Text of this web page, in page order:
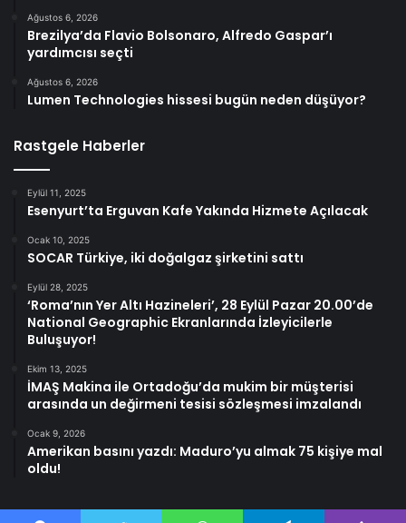
Ağustos 6, 2026
Brezilya’da Flavio Bolsonaro, Alfredo Gaspar’ı
yardımcısı seçti
Ağustos 6, 2026
Lumen Technologies hissesi bugün neden düşüyor?
Rastgele Haberler
Eylül 11, 2025
Esenyurt’ta Erguvan Kafe Yakında Hizmete Açılacak
Ocak 10, 2025
SOCAR Türkiye, iki doğalgaz şirketini sattı
Eylül 28, 2025
‘Roma’nın Yer Altı Hazineleri’, 28 Eylül Pazar 20.00’de
National Geographic Ekranlarında İzleyicilerle
Buluşuyor!
Ekim 13, 2025
İMAŞ Makina ile Ortadoğu’da mukim bir müşterisi
arasında un değirmeni tesisi sözleşmesi imzalandı
Ocak 9, 2026
Amerikan basını yazdı: Maduro’yu almak 75 kişiye mal
oldu!